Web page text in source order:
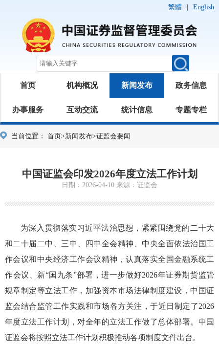
繁體 English
首页 机构概况 新闻发布 政务信息
办事服务 互动交流 统计信息 专题专栏
当前位置： 首页>新闻发布>证监会要闻
中国证监会印发2026年度立法工作计划
日期：2026-04-10 来源：证监会
为深入贯彻落实习近平法治思想，紧紧围绕党的二十大
和二十届二中、三中、四中全会精神、 中央全面依法治国工
作会议和 中央经济工作会议精神，认真落实全国金融系统工
作会议、新“国九条”部署，进一步做好2026年证券期货监管
规章制定等立法工作， 加强资本市场法律制度建设， 中国证
监会结合监管工作实践和市场各方关注，于近日制定了2026
年度立法工作计划，对全年的立法工作做了总体部署。中国
证监会将按照立法工作计划积极推动各项制度文件出台。